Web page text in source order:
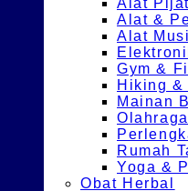
Alat Pijat
Alat &
Alat
Gym &
Hiking &
Mainan
Rumah
Yoga &
Obat Herbal